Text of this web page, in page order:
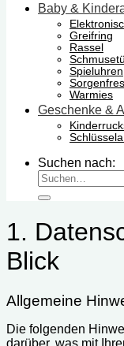
Baby &
Greifring
Rassel
Spieluhren
Warmies
Geschenke &
Suchen nach:
1.
Blick
Allgemeine
Die folgenden